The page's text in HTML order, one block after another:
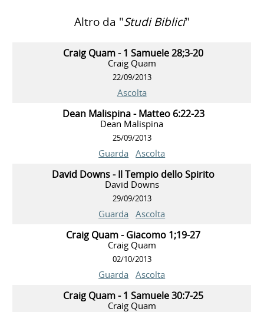
Altro da "Studi Biblici"
Craig Quam - 1 Samuele 28;3-20
Craig Quam
22/09/2013
Ascolta
Dean Malispina - Matteo 6:22-23
Dean Malispina
25/09/2013
Guarda Ascolta
David Downs - Il Tempio dello Spirito
David Downs
29/09/2013
Guarda Ascolta
Craig Quam - Giacomo 1;19-27
Craig Quam
02/10/2013
Guarda Ascolta
Craig Quam - 1 Samuele 30:7-25
Craig Quam